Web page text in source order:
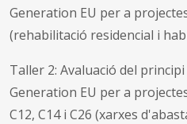
Generation EU per a
(rehabilitació residencial i
Taller 2: Avaluació del
Generation EU per a
C12, C14 i C26 (xarxes